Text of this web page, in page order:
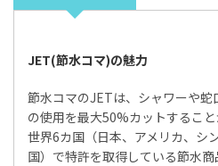
JET(節水コマ)の魅力
節水コマのJETは、シャワーや蛇
の使用を最大50%カットするこ
世界6カ国（日本、アメリカ、シ
国）で特許を取得している節水商